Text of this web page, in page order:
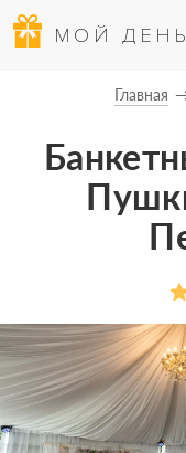
МОЙ ДЕНЬ
Главная